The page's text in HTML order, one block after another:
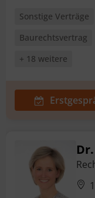
Sonstige Verträge
Baurechtsvertrag
+ 18 weitere